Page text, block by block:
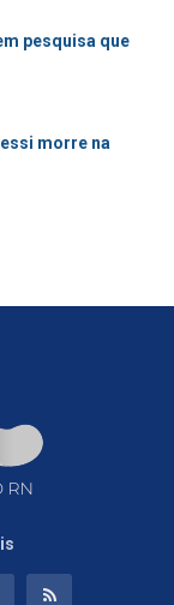
pesquisa que
morre na